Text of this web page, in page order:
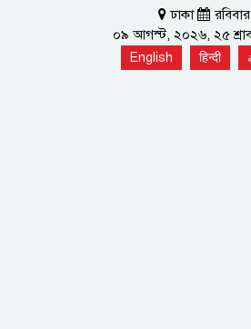
ঢাকা
রবিবার
০৯ আগস্ট, ২০২৬, ২৫
English हिन्दी